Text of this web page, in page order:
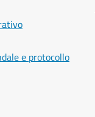
e protocollo